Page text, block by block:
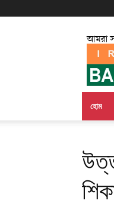
হোম